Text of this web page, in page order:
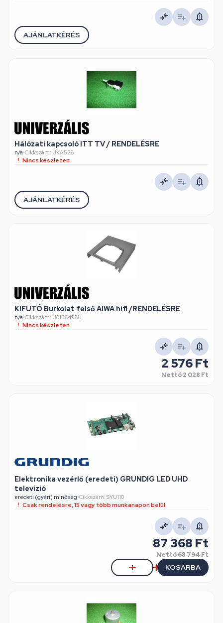
AJÁNLATKÉRÉS
Hálózati kapcsoló ITT TV / RENDELÉSRE
n/a•Cikkszám: UKA528
Nincs készleten
AJÁNLATKÉRÉS
KIFUTÓ Burkolat felső AIWA hifi /RENDELÉSRE
n/a•Cikkszám: U0138498U
Nincs készleten
2 576 Ft
Nettó2 028 Ft
Elektronika vezérlő (eredeti) GRUNDIG LED UHD
televízió
eredeti (gyári) minőség•Cikkszám: SYU110
Csak rendelésre, 15 vagy több munkanapon belül
87 368 Ft
Nettó68 794 Ft
KOSÁRBA